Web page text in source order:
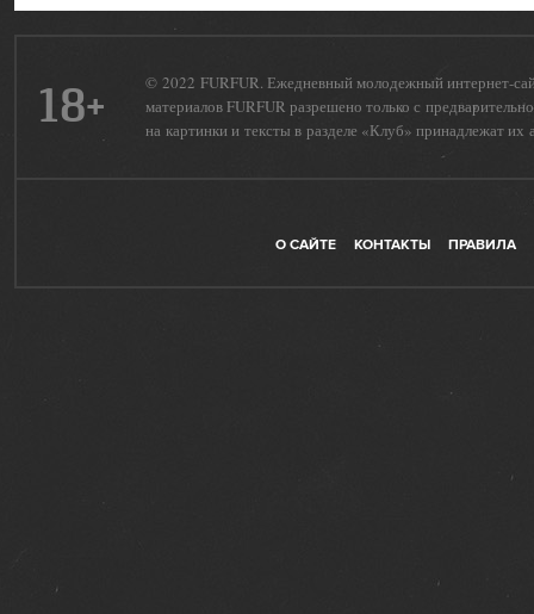
18+
© 2022 FURFUR. Ежедневный молодежный интернет-
материалов FURFUR разрешено только с
на картинки и тексты в разделе «Клуб» принадлежат их
О САЙТЕ КОНТАКТЫ ПРАВИЛА